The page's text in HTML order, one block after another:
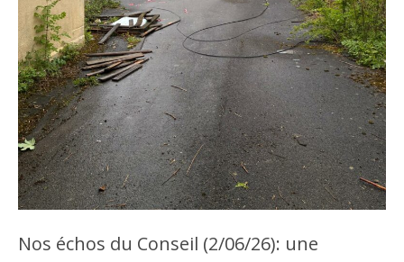
Nos échos du Conseil (2/06/26): une